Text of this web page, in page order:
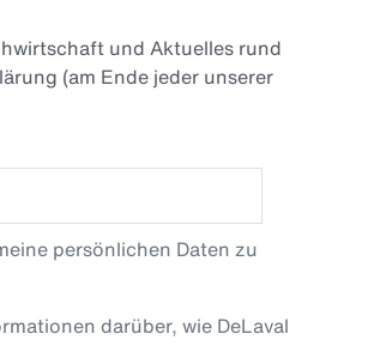
und Aktuelles rund
(am Ende jeder unserer
persönlichen Daten zu
darüber, wie DeLaval